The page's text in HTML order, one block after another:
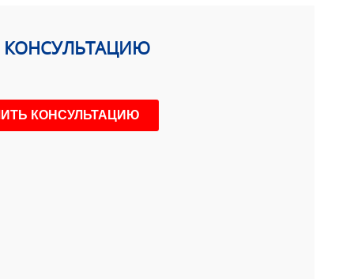
КОНСУЛЬТАЦИЮ